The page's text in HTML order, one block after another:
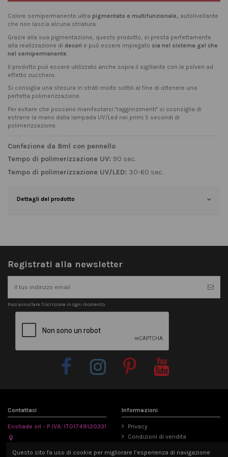
Colore semipermanente ultra pigmentato e multifunzionale, autolivellante
che non lascia alcuna striatura.
Grazie alla sua pigmentazione, questo prodotto, si presta perfettamente
alla realizzazione di decori e può essere impiegato sia nel sistema gel che
nel semipermanente.
Il prodotto può essere utilizzato anche sopra il sigillante con le polveri ad
effetto zucchero.
Si consiglia una stesura in strati molto sottili al fine di ottenere una
perfetta polimerizzazione.
Per evitare che possano manifestarsi "raggrinzimenti" si sconsiglia di
estrarre la mano dalla lampada UV/Led nei primi 5 secondi di
polimerizzazione.
Confezione da 8ml con pennello
Tempo di polimerizzazione UV: 90 sec.
Tempo di polimerizzazione UV/LED: 30-60 sec.
Dettagli del prodotto
Registrati alla newsletter
Puoi annullare l'iscrizione in ogni momento.
Contattaci
Enshade srl - P.IVA: IT01749120331
Piacenza, Italia
Informazioni
Privacy
Condizioni di vendita
Questo sito fa uso di cookie per migliorare l’esperienza di navigazione